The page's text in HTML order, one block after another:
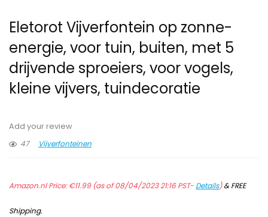
Eletorot Vijverfontein op zonne-
energie, voor tuin, buiten, met 5
drijvende sproeiers, voor vogels,
kleine vijvers, tuindecoratie
Add your review
47
Vijverfonteinen
Amazon.nl Price:€11.99(as of 08/04/2023 21:16 PST- Details)&FREE
Shipping.